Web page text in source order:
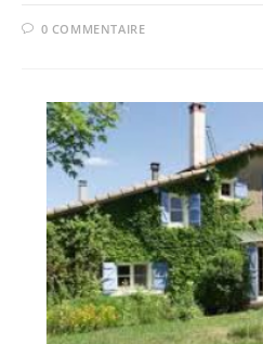
0 COMMENTAIRE